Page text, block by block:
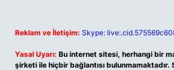
Reklam ve İletişim: Skype:
Yasal Uyarı: Bu internet sitesi, herhangi bir
şirketi ile hiçbir bağlantısı bulunmamaktadır.